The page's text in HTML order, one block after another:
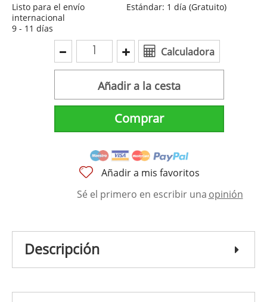
Listo para el envío
internacional
9 - 11 días
Estándar: 1 día (Gratuito)
Calculadora
Añadir a la cesta
Comprar
Añadir a mis favoritos
Sé el primero en escribir una opinión
Descripción